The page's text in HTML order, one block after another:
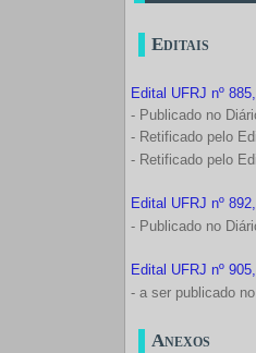
Editais
Edital UFRJ nº
- Publicado no
- Retificado pelo
- Retificado pelo
Edital UFRJ nº
- Publicado no
Edital UFRJ nº
- a ser publicado
Anexos